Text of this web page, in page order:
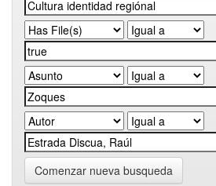
Comenzar nueva busqueda